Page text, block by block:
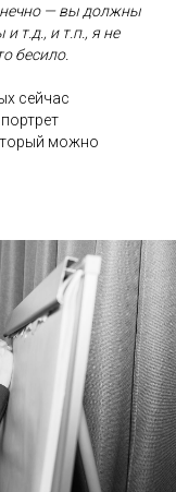
— вы должны
т.д., и т.п., я не
бесило.
сейчас
можно